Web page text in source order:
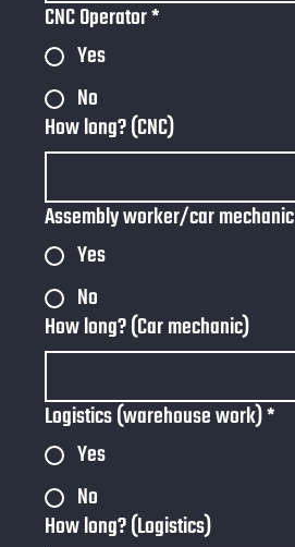
CNC Operator*
Yes
No
How long? (CNC)
Assembly worker/car mechanic
Yes
No
How long? (Car mechanic)
Logistics (warehouse work)*
Yes
No
How long? (Logistics)